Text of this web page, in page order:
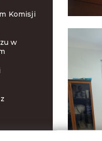
Komisji
w